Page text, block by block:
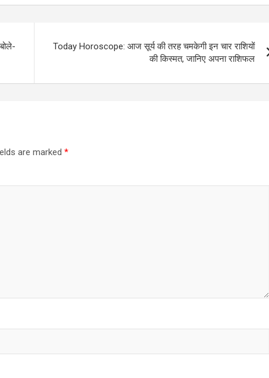
Today Horoscope: आज सूर्य की तरह चमकेगी इन चार राशियों
की किस्मत, जानिए अपना राशिफल
are marked *